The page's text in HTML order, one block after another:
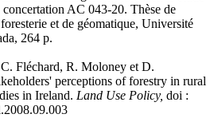
concertation AC 043-20. Thèse de
et de géomatique, Université
264 p.
Fléchard, R. Moloney et D.
perceptions of forestry in rural
in Ireland. Land Use Policy, doi :